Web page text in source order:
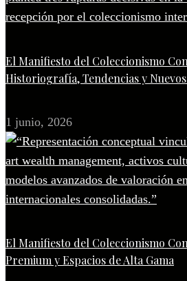
El Manifiesto del Coleccionismo
Historiografía, Tendencias y
1 junio, 2026
El Manifiesto del Coleccionismo
Premium y Espacios de Alta Gama